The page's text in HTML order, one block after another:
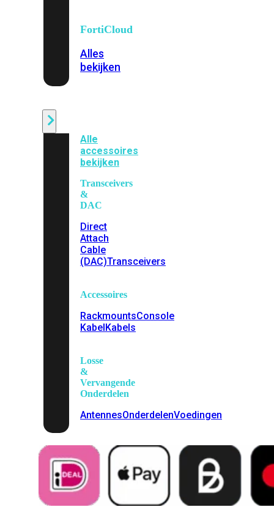
FortiCloud
Alles
bekijken
Alle
accessoires
bekijken
Transceivers
&
DAC
Direct
Attach
Cable
(DAC)Transceivers
Accessoires
RackmountsConsole
KabelKabels
Losse
&
Vervangende
Onderdelen
AntennesOnderdelenVoedingen